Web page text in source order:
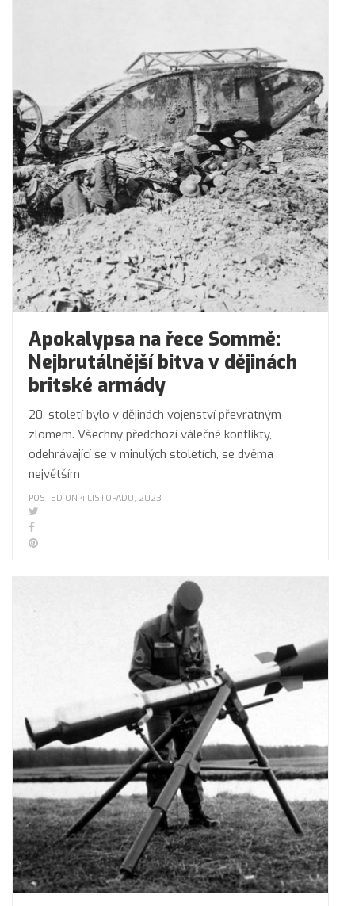
Apokalypsa na řece Sommě:
Nejbrutálnější bitva v dějinách
britské armády
20. století bylo v dějinách vojenství převratným
zlomem. Všechny předchozí válečné konflikty,
odehrávající se v minulých stoletích, se dvěma
největším
POSTED ON 4 LISTOPADU, 2023